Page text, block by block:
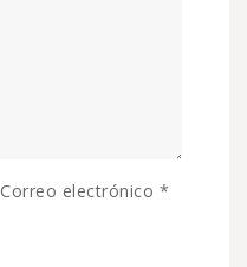
Correo electrónico *